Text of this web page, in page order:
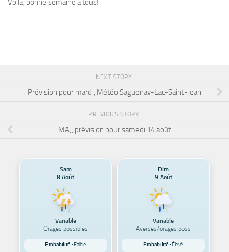
Voilà, bonne semaine à tous!
NEXT STORY
Prévision pour mardi, Météo Saguenay-Lac-Saint-Jean
PREVIOUS STORY
MAJ, prévision pour samedi 14 août
Sam
8 Août
Variable
Orages possibles
Probabilité : Faible
Dim
9 Août
Variable
Averses/orages poss
Probabilité : Élevé